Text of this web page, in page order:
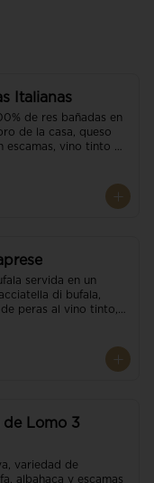
Italianas
de res bañadas en
de la casa, queso
escamas, vino tinto y
servida en un
di bufala,
peras al vino tinto,
de balsámico.
de Lomo 3
variedad de
albahaca y escamas